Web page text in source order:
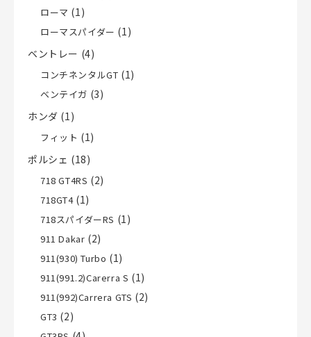
ローマ (1)
ローマスパイダー (1)
ベントレー (4)
コンチネンタルGT (1)
ベンテイガ (3)
ホンダ (1)
フィット (1)
ポルシェ (18)
718 GT4RS (2)
718GT4(1)
718スパイダーRS (1)
911 Dakar (2)
911(930) Turbo (1)
911(991.2)Carerra S (1)
911(992)Carrera GTS (2)
GT3 (2)